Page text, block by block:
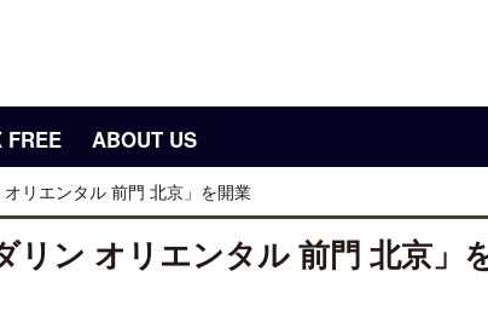
FREE ABOUT US
リエンタル 前門 北京」を開業
ン オリエンタル 前門 北京」